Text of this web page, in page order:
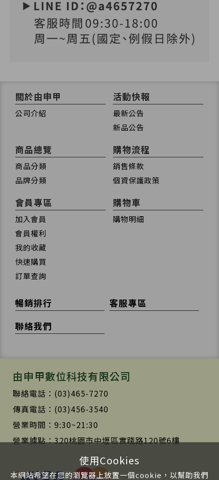
關於由申甲
公司介紹
活動快報
最新公告
新品公告
商品總覽
商品分類
品牌分類
購物流程
銷售條款
個資保護政策
會員專區
加入會員
會員權利
我的收藏
快速購買
訂單查詢
購物車
購物明細
暢銷排行
客服專區
聯絡我們
由申甲數位科技有限公司
聯絡電話：(03)465-7270
傳真電話：(03)456-3540
營業時間：9:30~21:30
營業據點：320桃園市中壢區實踐路120號6樓
使用Cookies
本網站希望在您的瀏覽器上放置一個cookie，以幫助我們